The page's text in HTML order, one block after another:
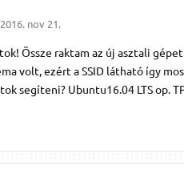
2016. nov 21.
Össze raktam az új asztali
volt, ezért a SSID látható így
segíteni? Ubuntu16.04 LTS op.